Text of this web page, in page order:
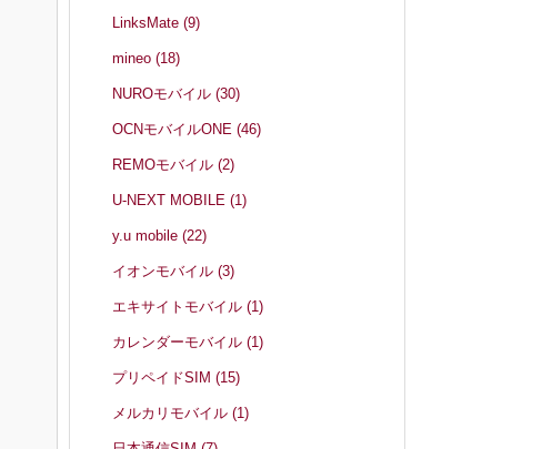
LinksMate(9)
mineo(18)
NUROモバイル(30)
OCNモバイルONE(46)
REMOモバイル(2)
U-NEXT MOBILE(1)
y.u mobile(22)
イオンモバイル(3)
エキサイトモバイル(1)
カレンダーモバイル(1)
プリペイドSIM(15)
メルカリモバイル(1)